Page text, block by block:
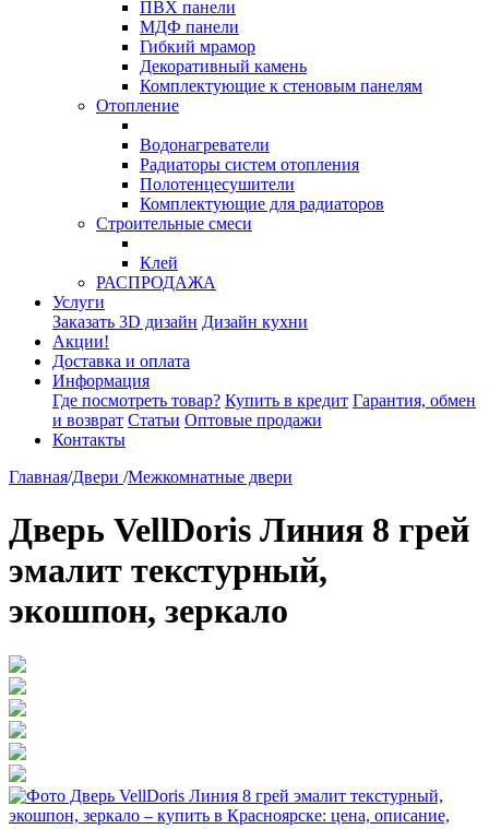
ПВХ панели
МДФ панели
Гибкий мрамор
Декоративный камень
Комплектующие к стеновым панелям
Отопление
Водонагреватели
Радиаторы систем отопления
Полотенцесушители
Комплектующие для радиаторов
Строительные смеси
Клей
РАСПРОДАЖА
Услуги
Заказать 3D дизайн Дизайн кухни
Акции!
Доставка и оплата
Информация
Где посмотреть товар? Купить в кредит Гарантия, обмен
и возврат Статьи Оптовые продажи
Контакты
Главная/Двери /Межкомнатные двери
Дверь VellDoris Линия 8 грей
эмалит текстурный,
экошпон, зеркало